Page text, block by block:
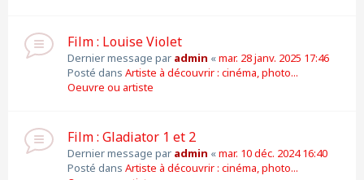
Film : Louise Violet
Dernier message par admin «mar. 28 janv. 2025 17:46
Posté dans Artiste à découvrir : cinéma, photo...
Oeuvre ou artiste
Film : Gladiator 1 et 2
Dernier message par admin «mar. 10 déc. 2024 16:40
Posté dans Artiste à découvrir : cinéma, photo...